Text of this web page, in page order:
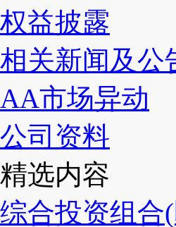
权益披露
相关新闻及公
AA市场异动
公司资料
精选内容
综合投资组合